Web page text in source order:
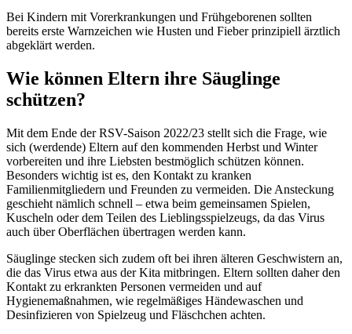
Bei Kindern mit Vorerkrankungen und Frühgeborenen sollten
bereits erste Warnzeichen wie Husten und Fieber prinzipiell ärztlich
abgeklärt werden.
Wie können Eltern ihre Säuglinge
schützen?
Mit dem Ende der RSV-Saison 2022/23 stellt sich die Frage, wie
sich (werdende) Eltern auf den kommenden Herbst und Winter
vorbereiten und ihre Liebsten bestmöglich schützen können.
Besonders wichtig ist es, den Kontakt zu kranken
Familienmitgliedern und Freunden zu vermeiden. Die Ansteckung
geschieht nämlich schnell – etwa beim gemeinsamen Spielen,
Kuscheln oder dem Teilen des Lieblingsspielzeugs, da das Virus
auch über Oberflächen übertragen werden kann.
Säuglinge stecken sich zudem oft bei ihren älteren Geschwistern an,
die das Virus etwa aus der Kita mitbringen. Eltern sollten daher den
Kontakt zu erkrankten Personen vermeiden und auf
Hygienemaßnahmen, wie regelmäßiges Händewaschen und
Desinfizieren von Spielzeug und Fläschchen achten.